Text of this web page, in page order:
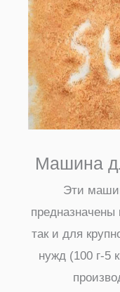
Машина
Эти
так и для
нужд (100 г-5